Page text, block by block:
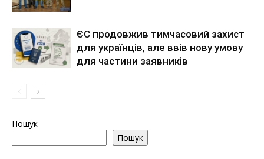
ЄС продовжив тимчасовий захист
для українців, але ввів нову умову
для частини заявників
Пошук
Пошук